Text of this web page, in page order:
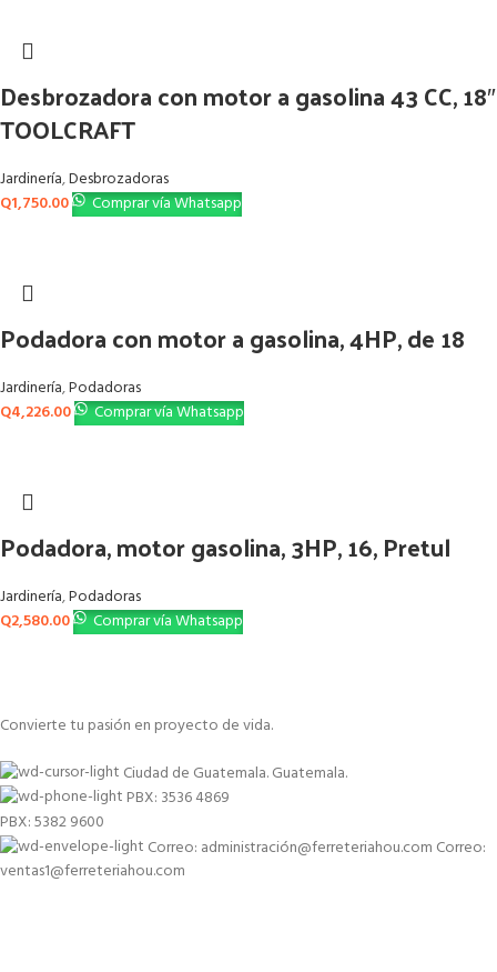
Desbrozadora con motor a gasolina 43 CC, 18″
TOOLCRAFT
Jardinería,Desbrozadoras
Q1,750.00 Comprar vía Whatsapp
Podadora con motor a gasolina, 4HP, de 18
Jardinería,Podadoras
Q4,226.00 Comprar vía Whatsapp
Podadora, motor gasolina, 3HP, 16, Pretul
Jardinería,Podadoras
Q2,580.00 Comprar vía Whatsapp
Convierte tu pasión en proyecto de vida.
Ciudad de Guatemala. Guatemala.
PBX: 3536 4869
PBX: 5382 9600
Correo: administración@ferreteriahou.com Correo:
ventas1@ferreteriahou.com